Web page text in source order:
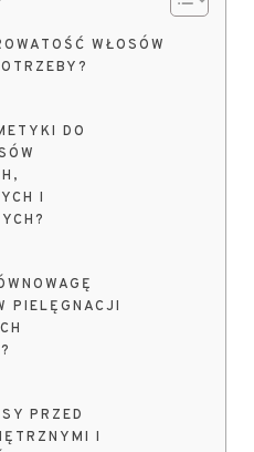
WŁOSÓW
DO
I
PIELĘGNACJI
PRZED
I